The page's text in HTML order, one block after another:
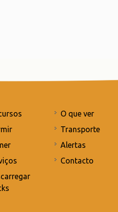
O que ver
Transporte
Alertas
Contacto